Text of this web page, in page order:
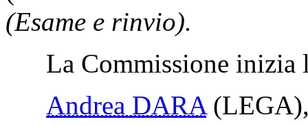
(Esame e rinvio).
La Commissione inizia
Andrea DARA (LEGA)